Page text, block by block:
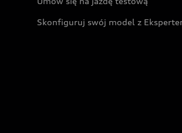
Skonfiguruj swój model z